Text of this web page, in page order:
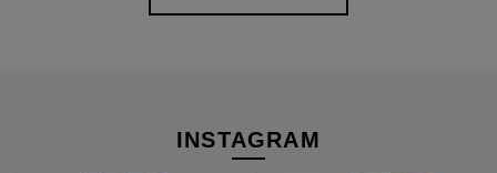
INSTAGRAM